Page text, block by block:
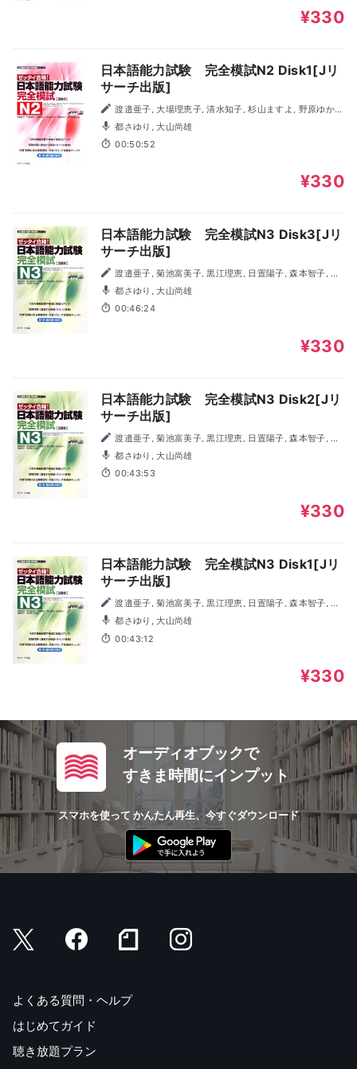
¥330
日本語能力試験 完全模試N2 Disk1[Jリ
サーチ出版]
渡邉亜子, 大場理恵子, 清水知子, 杉山ますよ, 野原ゆか
り, 作田奈苗
都さゆり, 大山尚雄
00:50:52
¥330
日本語能力試験 完全模試N3 Disk3[Jリ
サーチ出版]
渡邉亜子, 菊池富美子, 黒江理恵, 日置陽子, 森本智子, 高
橋尚子, 有田聡子
都さゆり, 大山尚雄
00:46:24
¥330
日本語能力試験 完全模試N3 Disk2[Jリ
サーチ出版]
渡邉亜子, 菊池富美子, 黒江理恵, 日置陽子, 森本智子, 高
橋尚子, 有田聡子
都さゆり, 大山尚雄
00:43:53
¥330
日本語能力試験 完全模試N3 Disk1[Jリ
サーチ出版]
渡邉亜子, 菊池富美子, 黒江理恵, 日置陽子, 森本智子, 高
橋尚子, 有田聡子
都さゆり, 大山尚雄
00:43:12
¥330
オーディオブックで
すきま時間にインプット
スマホを使って かんたん再生、今すぐダウンロード
よくある質問・ヘルプ
はじめてガイド
聴き放題プラン